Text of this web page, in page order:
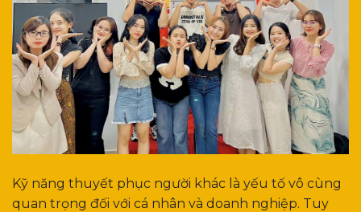
Kỹ năng thuyết phục người khác là yếu tố vô cùng
quan trọng đối với cá nhân và doanh nghiệp. Tuy